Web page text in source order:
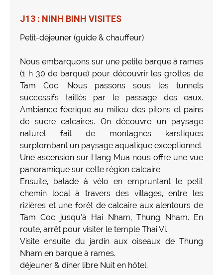
J13 : NINH BINH VISITES
Petit-déjeuner (guide & chauffeur)
Nous embarquons sur une petite barque à rames
(1 h 30 de barque) pour découvrir les grottes de
Tam Coc. Nous passons sous les tunnels
successifs taillés par le passage des eaux.
Ambiance féerique au milieu des pitons et pains
de sucre calcaires. On découvre un paysage
naturel fait de montagnes karstiques
surplombant un paysage aquatique exceptionnel.
Une ascension sur Hang Mua nous offre une vue
panoramique sur cette région calcaire.
Ensuite, balade à vélo en empruntant le petit
chemin local à travers des villages, entre les
rizières et une forêt de calcaire aux alentours de
Tam Coc jusqu’à Hai Nham, Thung Nham. En
route, arrêt pour visiter le temple Thai Vi.
Visite ensuite du jardin aux oiseaux de Thung
Nham en barque à rames.
déjeuner & dîner libre Nuit en hôtel.